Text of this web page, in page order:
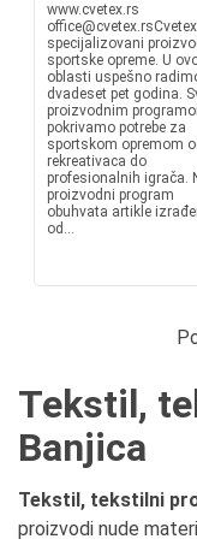
www.cvetex.rs
specijalizovani
sportske opreme. U
oblasti uspešno
dvadeset pet godina.
proizvodnim
pokrivamo potrebe za
sportskom opremom
rekreativaca do
profesionalnih igrača.
proizvodni program
obuhvata artikle
od...
Tekstil,
Banjica
Tekstil, tekstilni
proizvodi nude